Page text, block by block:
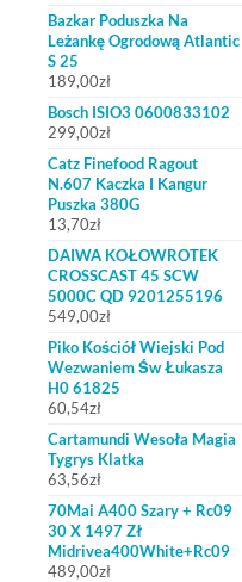
Bazkar Poduszka Na
Leżankę Ogrodową Atlantic
S 25
189,00zł
Bosch ISIO3 0600833102
299,00zł
Catz Finefood Ragout
N.607 Kaczka I Kangur
Puszka 380G
13,70zł
DAIWA KOŁOWROTEK
CROSSCAST 45 SCW
5000C QD 9201255196
549,00zł
Piko Kościół Wiejski Pod
Wezwaniem Św Łukasza
H0 61825
60,54zł
Cartamundi Wesoła Magia
Tygrys Klatka
63,56zł
70Mai A400 Szary + Rc09
30 X 1497 Zł
Midrivea400White+Rc09
489,00zł